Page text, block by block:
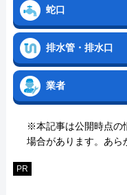
蛇口
排水管・排水口
業者
※本記事は公開時点の
場合があります。あら
PR